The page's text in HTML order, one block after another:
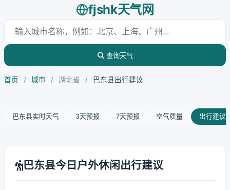
fjshk天气网
查询天气
首页 / 城市 / 湖北省 / 巴东县出行建议
巴东县实时天气 3天预报 7天预报 空气质量 出行建议
巴东县今日户外休闲出行建议